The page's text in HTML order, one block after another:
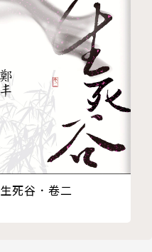
生死谷．卷二